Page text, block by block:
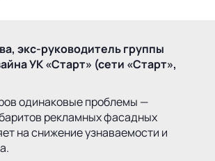
экс-руководитель группы
УК «Старт» (сети «Старт»,
одинаковые проблемы —
рекламных фасадных
на снижение узнаваемости и